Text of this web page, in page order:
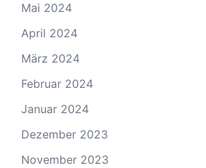
Mai 2024
April 2024
März 2024
Februar 2024
Januar 2024
Dezember 2023
November 2023